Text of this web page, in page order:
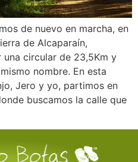
de nuevo en marcha, en
de Alcaparaín,
una circular de 23,5Km y
nombre. En esta
Jero y yo, partimos en
buscamos la calle que